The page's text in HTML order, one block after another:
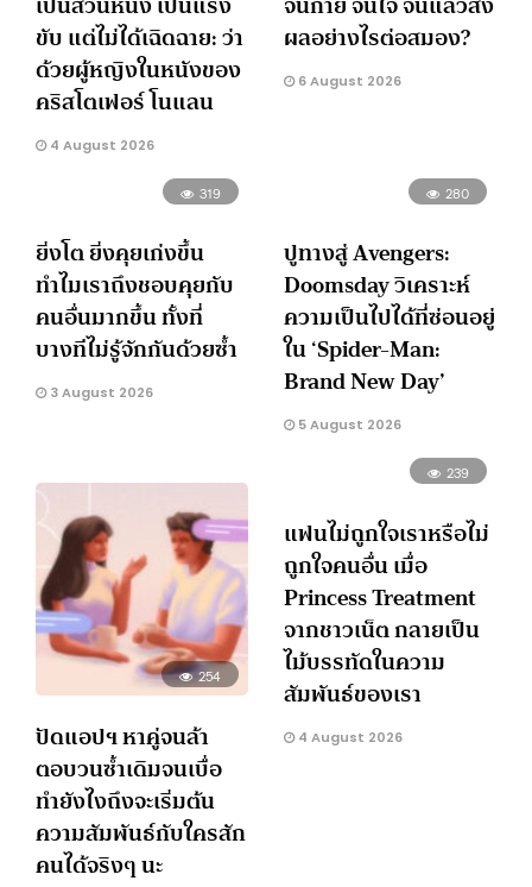
ขับ แต่ไม่ได้เฉิดฉาย: ว่า
ด้วยผู้หญิงในหนังของ
คริสโตเฟอร์ โนแลน
4 August 2026
ผลอย่างไรต่อสมอง?
6 August 2026
319
ยิ่งโต ยิ่งคุยเก่งขึ้น
ทำไมเราถึงชอบคุยกับ
คนอื่นมากขึ้น ทั้งที่
บางทีไม่รู้จักกันด้วยซ้ำ
3 August 2026
280
ปูทางสู่ Avengers:
Doomsday วิเคราะห์
ความเป็นไปได้ที่ซ่อนอยู่
ใน ‘Spider-Man:
Brand New Day’
5 August 2026
254
ปัดแอปฯ หาคู่จนล้า
ตอบวนซ้ำเดิมจนเบื่อ
ทำยังไงถึงจะเริ่มต้น
ความสัมพันธ์กับใครสัก
คนได้จริงๆ นะ
239
แฟนไม่ถูกใจเราหรือไม่
ถูกใจคนอื่น เมื่อ
Princess Treatment
จากชาวเน็ต กลายเป็น
ไม้บรรทัดในความ
สัมพันธ์ของเรา
4 August 2026